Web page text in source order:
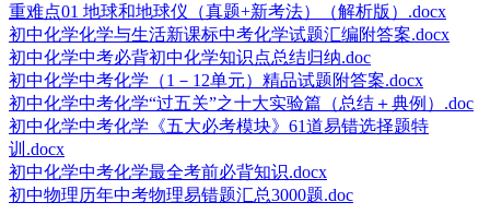
重难点01 地球和地球仪（真题+新考法）（解析版）.docx
初中化学化学与生活新课标中考化学试题汇编附答案.docx
初中化学中考必背初中化学知识点总结归纳.doc
初中化学中考化学（1－12单元）精品试题附答案.docx
初中化学中考化学“过五关”之十大实验篇（总结＋典例）.doc
初中化学中考化学《五大必考模块》61道易错选择题特
训.docx
初中化学中考化学最全考前必背知识.docx
初中物理历年中考物理易错题汇总3000题.doc